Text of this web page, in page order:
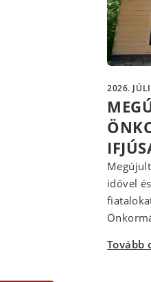
2026.
idővel
Tovább